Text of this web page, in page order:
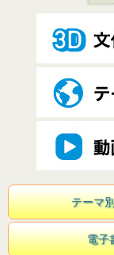
テーマ
電子